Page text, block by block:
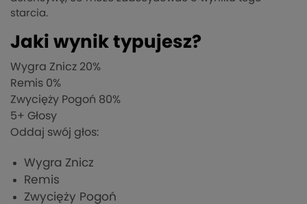
starcia.
Jaki wynik typujesz?
Wygra Znicz 20%
Remis 0%
Zwycięży Pogoń 80%
5+ Głosy
Oddaj swój głos:
Wygra Znicz
Remis
Zwycięży Pogoń